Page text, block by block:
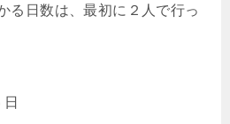
る日数は、最初に２人で行っ